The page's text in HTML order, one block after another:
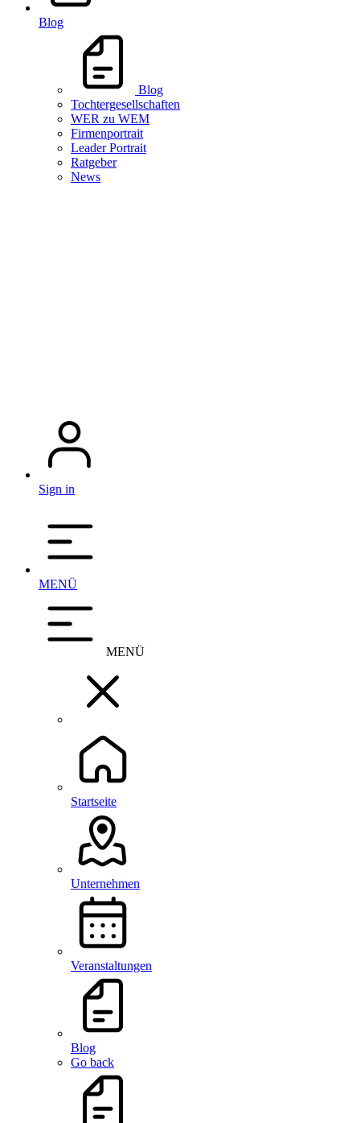
Blog
Blog
Tochtergesellschaften
WER zu WEM
Firmenportrait
Leader Portrait
Ratgeber
News
Sign in
MENÜ
MENÜ
Startseite
Unternehmen
Veranstaltungen
Blog
Go back